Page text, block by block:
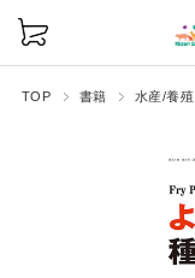
TOP 書籍 水産/養殖